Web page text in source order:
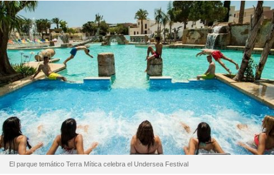
El parque temático Terra Mítica celebra el Undersea Festival